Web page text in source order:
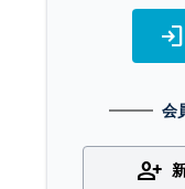
login
会
person_add